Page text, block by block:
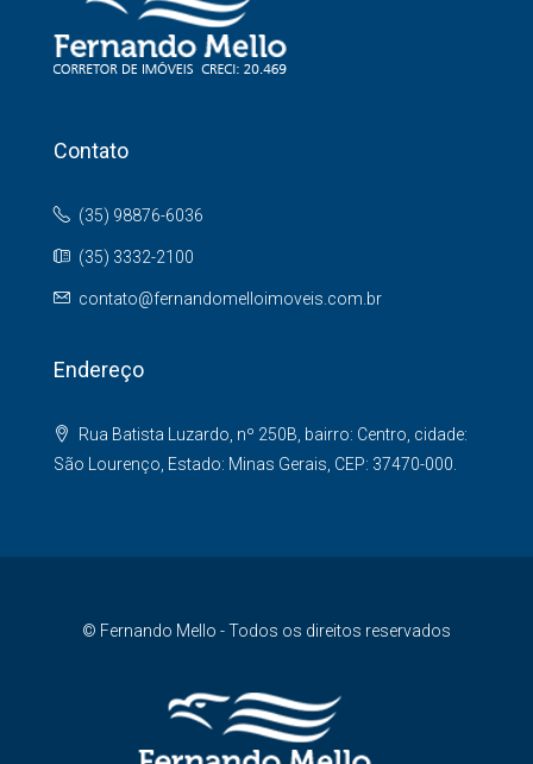
Contato
(35) 98876-6036
(35) 3332-2100
contato@fernandomelloimoveis.com.br
Endereço
Rua Batista Luzardo, nº 250B, bairro: Centro, cidade:
São Lourenço, Estado: Minas Gerais, CEP: 37470-000.
© Fernando Mello - Todos os direitos reservados